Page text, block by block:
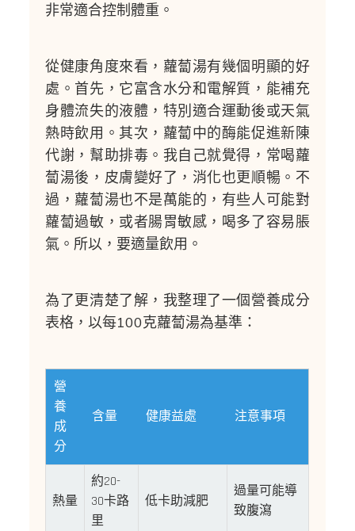
非常適合控制體重。
從健康角度來看，蘿蔔湯有幾個明顯的好
處。首先，它富含水分和電解質，能補充
身體流失的液體，特別適合運動後或天氣
熱時飲用。其次，蘿蔔中的酶能促進新陳
代謝，幫助排毒。我自己就覺得，常喝蘿
蔔湯後，皮膚變好了，消化也更順暢。不
過，蘿蔔湯也不是萬能的，有些人可能對
蘿蔔過敏，或者腸胃敏感，喝多了容易脹
氣。所以，要適量飲用。
為了更清楚了解，我整理了一個營養成分
表格，以每100克蘿蔔湯為基準：
營
養
成
分
含量 健康益處 注意事項
熱量
約20-
30卡路
里
低卡助減肥
過量可能導
致腹瀉